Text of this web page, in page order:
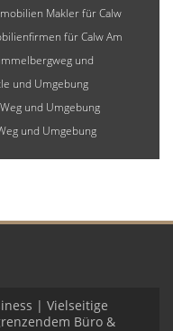
Makler für Calw
für Calw Am
und
und Umgebung
und Umgebung
und Umgebung
| Vielseitige
Büro &